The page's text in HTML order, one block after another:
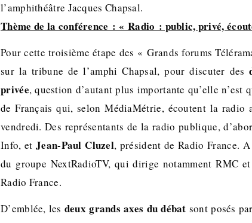
l’amphithéâtre Jacques Chapsal.
Thème de la conférence : « Radio : public, privé,
Pour cette troisième étape des « Grands forums
sur la tribune de l’amphi Chapsal, pour discuter des
privée, question d’autant plus importante qu’elle
de Français qui, selon MédiaMétrie, écoutent la
vendredi. Des représentants de la radio publique,
Info, etJean-Paul Cluzel, président de Radio France.
du groupe NextRadioTV, qui dirige notamment RMC
Radio France.
D’emblée, les deux grands axes du débat sont posés